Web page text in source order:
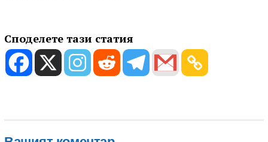
Споделете тази статия